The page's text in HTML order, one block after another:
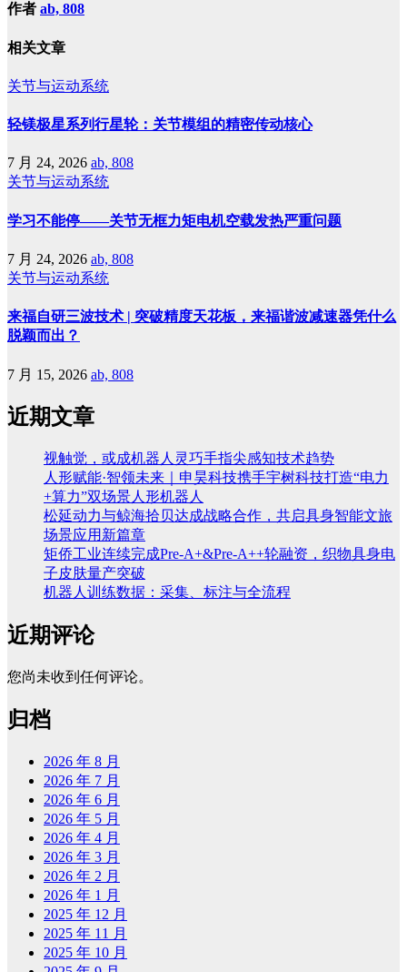
作者 ab, 808
相关文章
关节与运动系统
轻镁极星系列行星轮：关节模组的精密传动核心
7 月 24, 2026 ab, 808
关节与运动系统
学习不能停——关节无框力矩电机空载发热严重问题
7 月 24, 2026 ab, 808
关节与运动系统
来福自研三波技术 | 突破精度天花板，来福谐波减速器凭什么
脱颖而出？
7 月 15, 2026 ab, 808
近期文章
视触觉，或成机器人灵巧手指尖感知技术趋势
人形赋能·智领未来｜申昊科技携手宇树科技打造“电力
+算力”双场景人形机器人
松延动力与鲸海拾贝达成战略合作，共启具身智能文旅
场景应用新篇章
矩侨工业连续完成Pre-A+&Pre-A++轮融资，织物具身电
子皮肤量产突破
机器人训练数据：采集、标注与全流程
近期评论
您尚未收到任何评论。
归档
2026 年 8 月
2026 年 7 月
2026 年 6 月
2026 年 5 月
2026 年 4 月
2026 年 3 月
2026 年 2 月
2026 年 1 月
2025 年 12 月
2025 年 11 月
2025 年 10 月